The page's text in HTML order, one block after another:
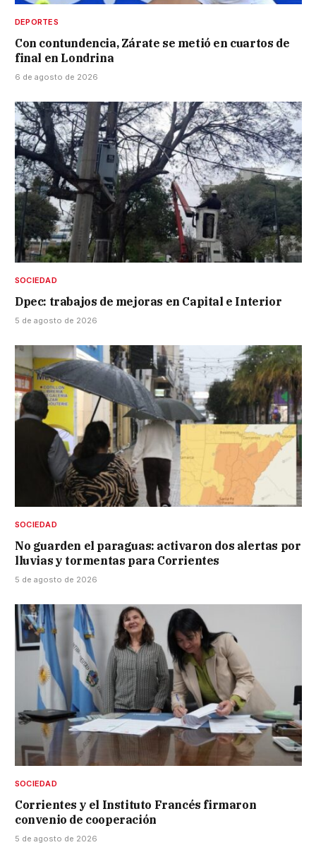
DEPORTES
Con contundencia, Zárate se metió en cuartos de
final en Londrina
6 de agosto de 2026
SOCIEDAD
Dpec: trabajos de mejoras en Capital e Interior
5 de agosto de 2026
SOCIEDAD
No guarden el paraguas: activaron dos alertas por
lluvias y tormentas para Corrientes
5 de agosto de 2026
SOCIEDAD
Corrientes y el Instituto Francés firmaron
convenio de cooperación
5 de agosto de 2026